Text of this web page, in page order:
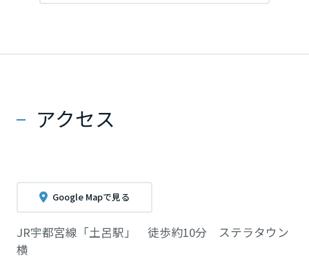
アクセス
Google Mapで見る
JR宇都宮線「土呂駅」 徒歩約10分 ステラタウン
横